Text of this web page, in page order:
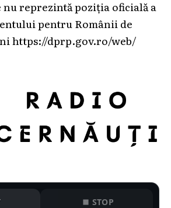
nu reprezintă poziția oficială a
pentru Românii de
https://dprp.gov.ro/web/
STOP